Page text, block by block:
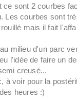
ce sont 2 courbes
Les courbes sont
mais il fait
milieu d'un parc
l'idée de faire un
creusé...
à voir pour la
heures :)